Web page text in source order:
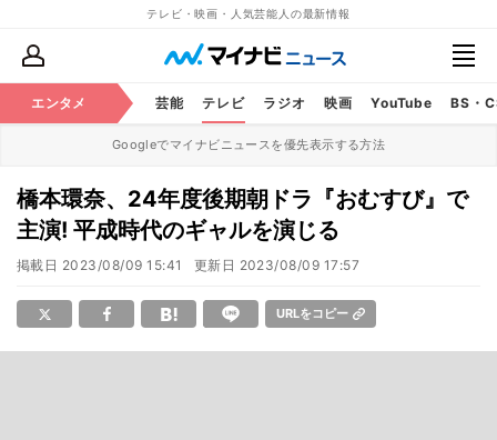
テレビ・映画・人気芸能人の最新情報
エンタメ 芸能 テレビ ラジオ 映画 YouTube BS・
Googleでマイナビニュースを優先表示する方法
橋本環奈、24年度後期朝ドラ『おむすび』で
主演! 平成時代のギャルを演じる
掲載日 2023/08/09 15:41 更新日 2023/08/09 17:57
URLをコピー